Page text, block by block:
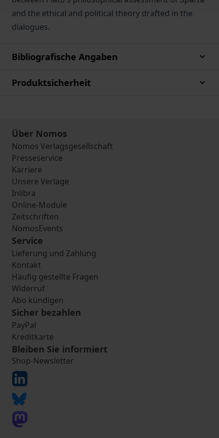
and the ethical and political theory drafted in the
dialogues.
Bibliografische Angaben
Produktsicherheit
Über Nomos
Nomos Verlagsgesellschaft
Presseservice
Karriere
Unsere Verlage
Inlibra
Online-Module
Zeitschriften
NomosEvents
Service
Lieferung und Zahlung
Kontakt
Häufig gestellte Fragen
Widerruf
Abo kündigen
Sicher bezahlen
PayPal
Kreditkarte
Bleiben Sie informiert
Shop-Newsletter